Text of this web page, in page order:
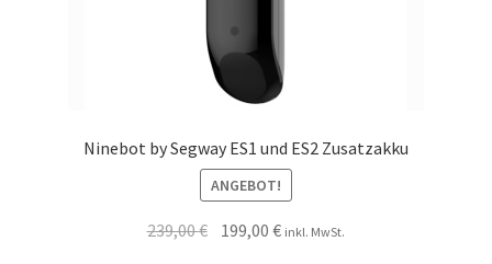
Ninebot by Segway ES1 und ES2 Zusatzakku
ANGEBOT!
239,00€ 199,00€ inkl. MwSt.